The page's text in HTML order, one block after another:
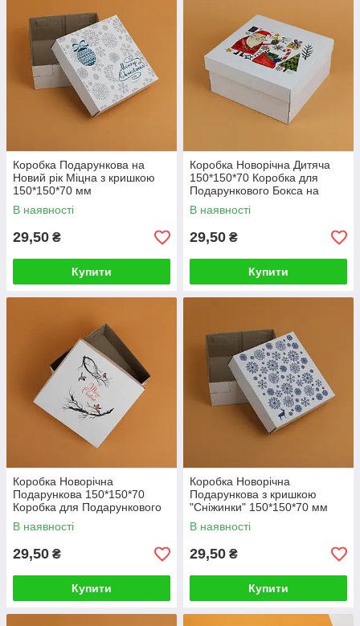
Коробка Подарункова на
Новий рік Міцна з кришкою
150*150*70 мм
В наявності
29,50 ₴
Купити
Коробка Новорічна Дитяча
150*150*70 Коробка для
Подарункового Бокса на
Новий рік "Дід Мороз"
В наявності
29,50 ₴
Купити
Коробка Новорічна
Подарункова 150*150*70
Коробка для Подарункового
Бокса "Marry Christmas"
В наявності
29,50 ₴
Купити
Коробка Новорічна
Подарункова з кришкою
"Сніжинки" 150*150*70 мм
В наявності
29,50 ₴
Купити